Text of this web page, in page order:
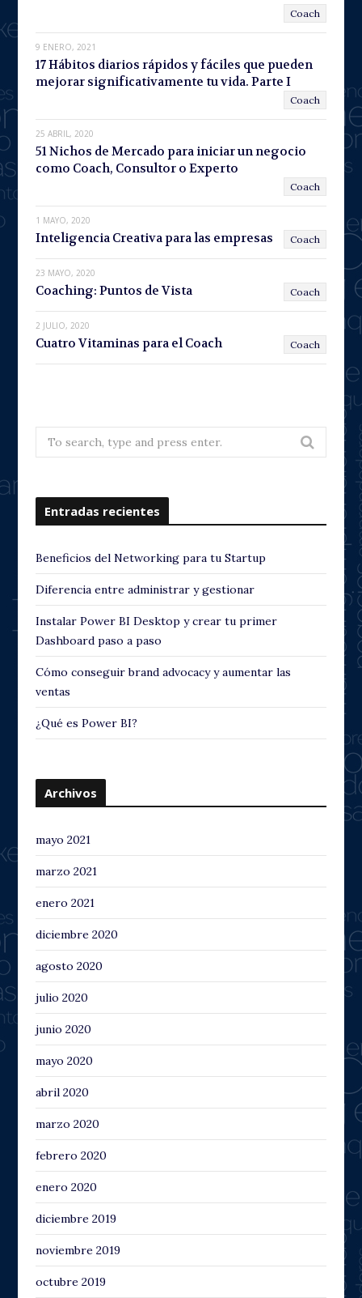
Coach
9 ENERO, 2021
17 Hábitos diarios rápidos y fáciles que pueden
mejorar significativamente tu vida. Parte I
Coach
25 ABRIL, 2020
51 Nichos de Mercado para iniciar un negocio
como Coach, Consultor o Experto
Coach
1 MAYO, 2020
Inteligencia Creativa para las empresas Coach
23 MAYO, 2020
Coaching: Puntos de Vista Coach
2 JULIO, 2020
Cuatro Vitaminas para el Coach Coach
Search
for:
Entradas recientes
Beneficios del Networking para tu Startup
Diferencia entre administrar y gestionar
Instalar Power BI Desktop y crear tu primer
Dashboard paso a paso
Cómo conseguir brand advocacy y aumentar las
ventas
¿Qué es Power BI?
Archivos
mayo 2021
marzo 2021
enero 2021
diciembre 2020
agosto 2020
julio 2020
junio 2020
mayo 2020
abril 2020
marzo 2020
febrero 2020
enero 2020
diciembre 2019
noviembre 2019
octubre 2019